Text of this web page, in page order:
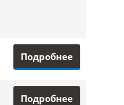
Подробнее
Подробнее